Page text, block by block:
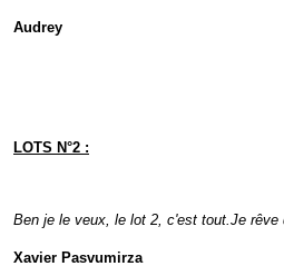
Audrey
LOTS N°2 :
Ben je le veux, le lot 2, c'est tout.Je rêve
Xavier Pasvumirza